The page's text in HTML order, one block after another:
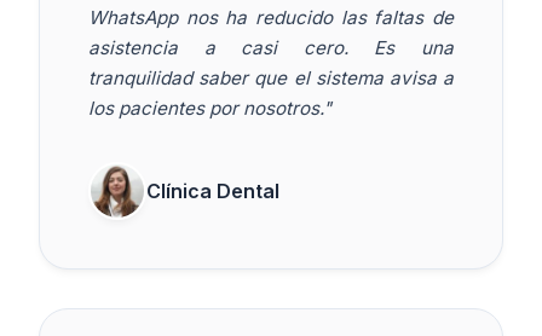
WhatsApp nos ha reducido las faltas de
asistencia a casi cero. Es una
tranquilidad saber que el sistema avisa a
los pacientes por nosotros."
Clínica Dental